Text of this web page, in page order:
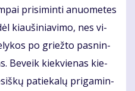
pri­si­min­ti anuo­me­tes
kiau­ši­nia­vi­mo, nes vi­
po griež­to pas­nin­
Be­veik kiek­vie­nas kie­
pa­tie­ka­lų pri­ga­min­